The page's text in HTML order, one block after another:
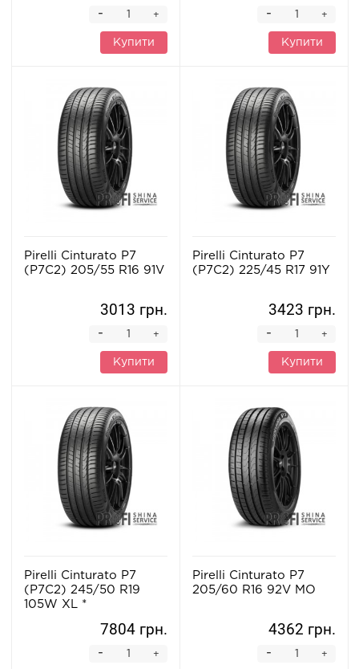
+
-
Купити
+
-
Купити
Pirelli Cinturato P7
(P7C2) 205/55 R16 91V
3013 грн.
+
-
Купити
Pirelli Cinturato P7
(P7C2) 225/45 R17 91Y
3423 грн.
+
-
Купити
Pirelli Cinturato P7
(P7C2) 245/50 R19
105W XL *
7804 грн.
+
-
Pirelli Cinturato P7
205/60 R16 92V MO
4362 грн.
+
-